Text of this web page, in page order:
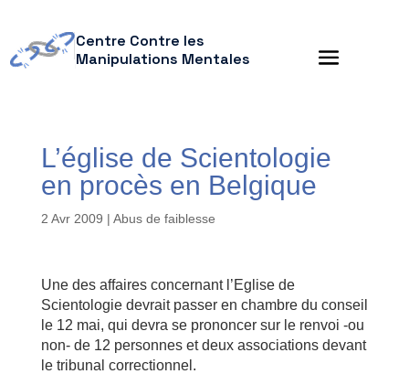
Centre Contre les
Manipulations Mentales
L’église de Scientologie
en procès en Belgique
2 Avr 2009 | Abus de faiblesse
Une des affaires concernant l’Eglise de
Scientologie devrait passer en chambre du conseil
le 12 mai, qui devra se prononcer sur le renvoi -ou
non- de 12 personnes et deux associations devant
le tribunal correctionnel.